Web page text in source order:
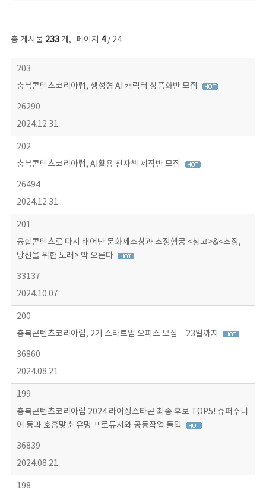
총 게시물 233개, 페이지 4/ 24
보도자료 목록 - 번호, 제목, 작성자, 파일, 조회수, 작성일 정보 제공
203
충북콘텐츠코리아랩, 생성형 AI 캐릭터 상품화반 모집
26290
2024.12.31
202
충북콘텐츠코리아랩, AI활용 전자책 제작반 모집
26494
2024.12.31
201
융합콘텐츠로 다시 태어난 문화제조창과 초정행궁 <창고>&<초정,
당신을 위한 노래> 막 오른다
33137
2024.10.07
200
충북콘텐츠코리아랩, 2기 스타트업 오피스 모집…23일까지
36860
2024.08.21
199
충북콘텐츠코리아랩 2024 라이징스타콘 최종 후보 TOP5! 슈퍼주니
어 등과 호흡맞춘 유명 프로듀서와 공동작업 돌입
36839
2024.08.21
198